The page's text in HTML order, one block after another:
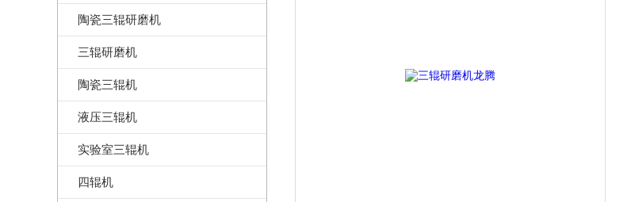
陶瓷三辊研磨机
三辊研磨机
陶瓷三辊机
液压三辊机
实验室三辊机
四辊机